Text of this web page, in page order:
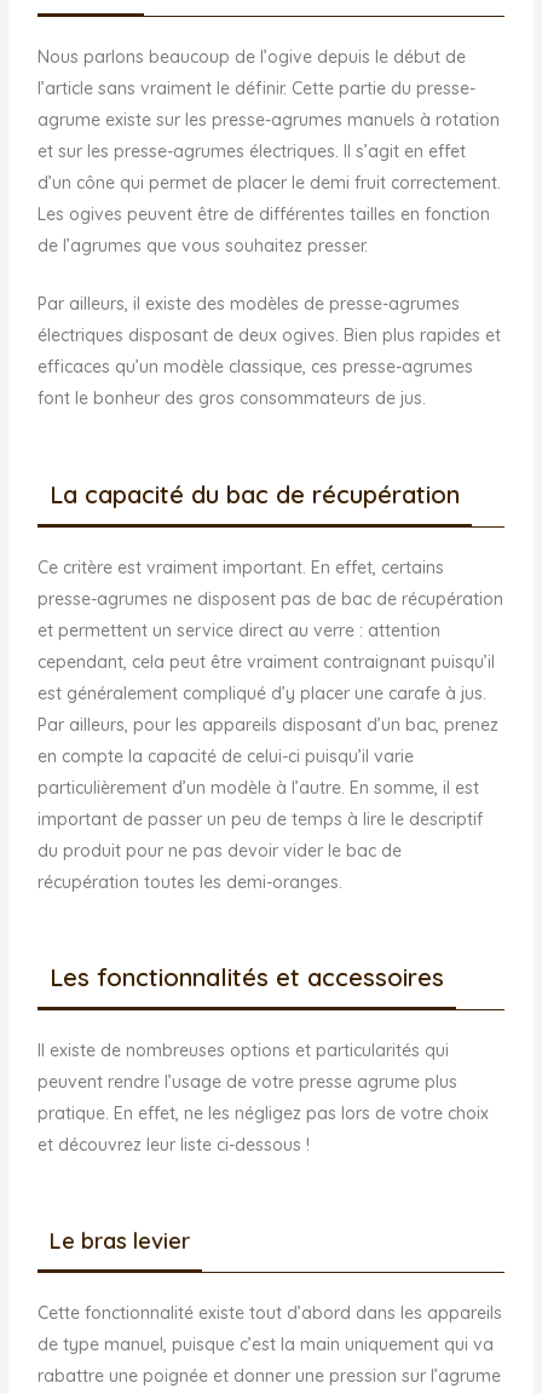
Nous parlons beaucoup de l’ogive depuis le début de
l’article sans vraiment le définir. Cette partie du presse-
agrume existe sur les presse-agrumes manuels à rotation
et sur les presse-agrumes électriques. Il s’agit en effet
d’un cône qui permet de placer le demi fruit correctement.
Les ogives peuvent être de différentes tailles en fonction
de l’agrumes que vous souhaitez presser.
Par ailleurs, il existe des modèles de presse-agrumes
électriques disposant de deux ogives. Bien plus rapides et
efficaces qu’un modèle classique, ces presse-agrumes
font le bonheur des gros consommateurs de jus.
La capacité du bac de récupération
Ce critère est vraiment important. En effet, certains
presse-agrumes ne disposent pas de bac de récupération
et permettent un service direct au verre : attention
cependant, cela peut être vraiment contraignant puisqu’il
est généralement compliqué d’y placer une carafe à jus.
Par ailleurs, pour les appareils disposant d’un bac, prenez
en compte la capacité de celui-ci puisqu’il varie
particulièrement d’un modèle à l’autre. En somme, il est
important de passer un peu de temps à lire le descriptif
du produit pour ne pas devoir vider le bac de
récupération toutes les demi-oranges.
Les fonctionnalités et accessoires
Il existe de nombreuses options et particularités qui
peuvent rendre l’usage de votre presse agrume plus
pratique. En effet, ne les négligez pas lors de votre choix
et découvrez leur liste ci-dessous !
Le bras levier
Cette fonctionnalité existe tout d’abord dans les appareils
de type manuel, puisque c’est la main uniquement qui va
rabattre une poignée et donner une pression sur l’agrume